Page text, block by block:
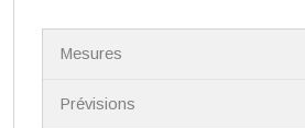
Mesures
Prévisions